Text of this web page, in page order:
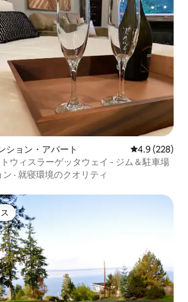
ション・アパート レビュー228
4.9 (228)
ウィスラーゲッタウェイ - ジム＆駐車場
ン · 就寝環境のクオリティ
ョイスです。